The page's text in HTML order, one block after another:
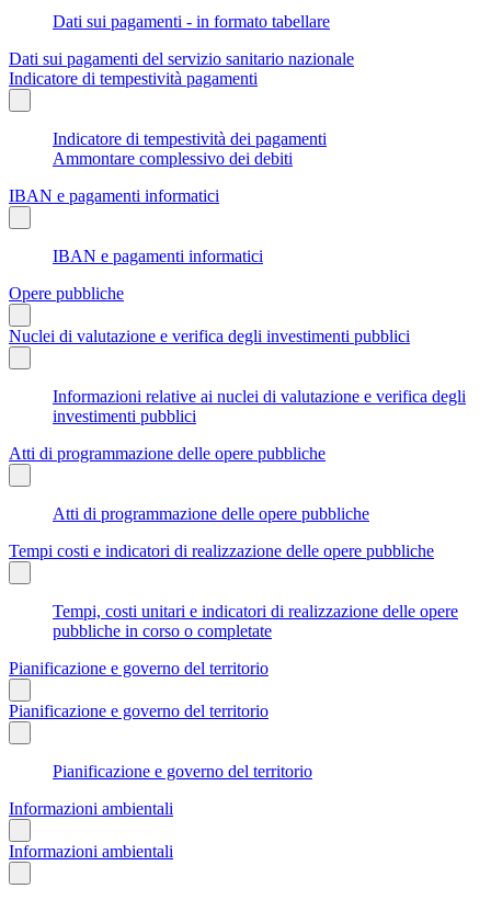
Dati sui pagamenti - in formato tabellare
Dati sui pagamenti del servizio sanitario nazionale
Indicatore di tempestività pagamenti
Indicatore di tempestività dei pagamenti
Ammontare complessivo dei debiti
IBAN e pagamenti informatici
IBAN e pagamenti informatici
Opere pubbliche
Nuclei di valutazione e verifica degli investimenti pubblici
Informazioni relative ai nuclei di valutazione e verifica degli
investimenti pubblici
Atti di programmazione delle opere pubbliche
Atti di programmazione delle opere pubbliche
Tempi costi e indicatori di realizzazione delle opere pubbliche
Tempi, costi unitari e indicatori di realizzazione delle opere
pubbliche in corso o completate
Pianificazione e governo del territorio
Pianificazione e governo del territorio
Pianificazione e governo del territorio
Informazioni ambientali
Informazioni ambientali